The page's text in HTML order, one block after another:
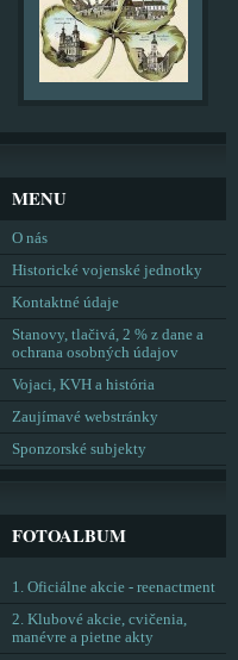
MENU
O nás
Historické vojenské jednotky
Kontaktné údaje
Stanovy, tlačivá, 2 % z dane a
ochrana osobných údajov
Vojaci, KVH a história
Zaujímavé webstránky
Sponzorské subjekty
FOTOALBUM
1. Oficiálne akcie - reenactment
2. Klubové akcie, cvičenia,
manévre a pietne akty